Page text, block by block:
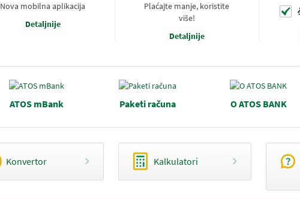
Nova mobilna aplikacija
Detaljnije
Plaćajte manje, koristite
više!
Detaljnije
ATOS mBank Paketi računa O ATOS BANK
Konvertor Kalkulatori